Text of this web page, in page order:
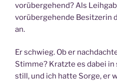
vorübergehend? Als
vorübergehende Besitzerin
an.
Er schwieg. Ob er
Stimme? Kratzte es dabei
still, und ich hatte Sorge, er